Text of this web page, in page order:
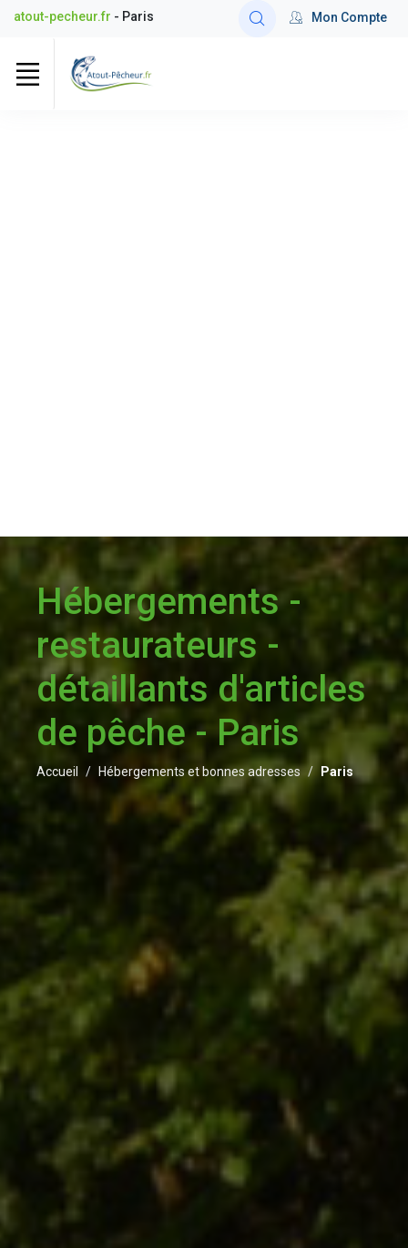
atout-pecheur.fr - Paris Mon Compte
Hébergements -
restaurateurs -
détaillants d'articles
de pêche - Paris
Accueil Hébergements et bonnes adresses Paris